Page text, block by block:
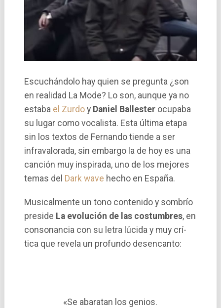
Escuchándolo hay quien se pregunta ¿son
en realidad La Mode? Lo son, aunque ya no
estaba el Zurdoy Daniel Ballesterocupaba
su lugar como vocalista. Esta última etapa
sin los textos de Fernando tiende a ser
infravalorada, sin embargo la de hoy es una
canción muy inspirada, uno de los mejores
temas del Dark wave hecho en España.
Musicalmente un tono contenido y sombrí­o
preside La evolución de las costumbres, en
consonancia con su letra lúcida y muy crí­
tica que revela un profundo desencanto:
«Se abaratan los genios.